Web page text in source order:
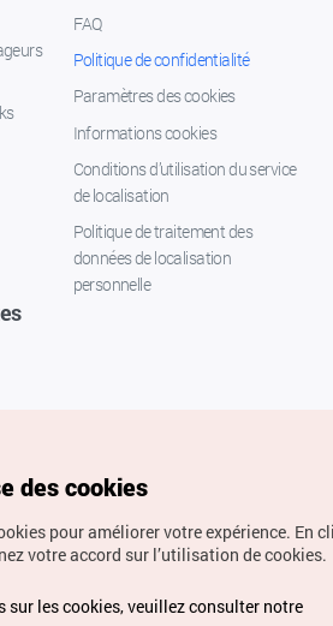
FAQ
Politique de confidentialité
Paramètres des cookies
Informations cookies
Conditions d’utilisation du service
de localisation
Politique de traitement des
données de localisation
personnelle
National du Tourisme en Corée.
des cookies
pour améliorer votre expérience. En
votre accord sur l’utilisation de cookies.
sur les cookies, veuillez consulter notre